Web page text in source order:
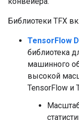
Библиотеки TFX
TensorFlow
библиотека
машинного
высокой
TensorFlow и